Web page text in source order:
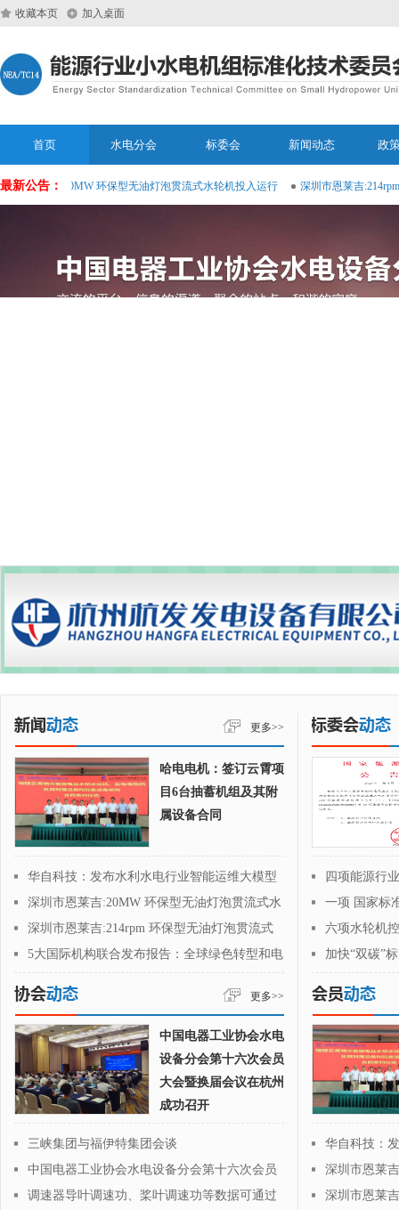
收藏本页 加入桌面
首页 水电分会 标委会 新闻动态 政
最新公告：
恩莱吉:20MW 环保型无油灯泡贯流式水轮机投入运行 深圳市恩莱吉:214rpm
更多>>
哈电电机：签订云霄项
目6台抽蓄机组及其附
属设备合同
华自科技：发布水利水电行业智能运维大模型
深圳市恩莱吉:20MW 环保型无油灯泡贯流式水
轮机投入运行
深圳市恩莱吉:214rpm 环保型无油灯泡贯流式
水轮机投入运行
5大国际机构联合发布报告：全球绿色转型和电
气化进展趋缓
更多>>
中国电器工业协会水电
设备分会第十六次会员
大会暨换届会议在杭州
成功召开
三峡集团与福伊特集团会谈
中国电器工业协会水电设备分会第十六次会员
大会暨换届会议在杭州成功召开
调速器导叶调速功、桨叶调速功等数据可通过
四项能源行
一项 国家标
六项水轮机
渡电站成功召开
加快“双碳”
华自科技：
深圳市恩莱
轮机投入运行
深圳市恩莱